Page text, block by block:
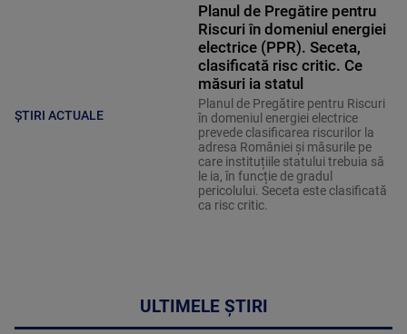
ȘTIRI ACTUALE
Planul de Pregătire pentru
Riscuri în domeniul energiei
electrice (PPR). Seceta,
clasificată risc critic. Ce
măsuri ia statul
Planul de Pregătire pentru Riscuri
în domeniul energiei electrice
prevede clasificarea riscurilor la
adresa României și măsurile pe
care instituțiile statului trebuia să
le ia, în funcție de gradul
pericolului. Seceta este clasificată
ca risc critic.
ULTIMELE ȘTIRI